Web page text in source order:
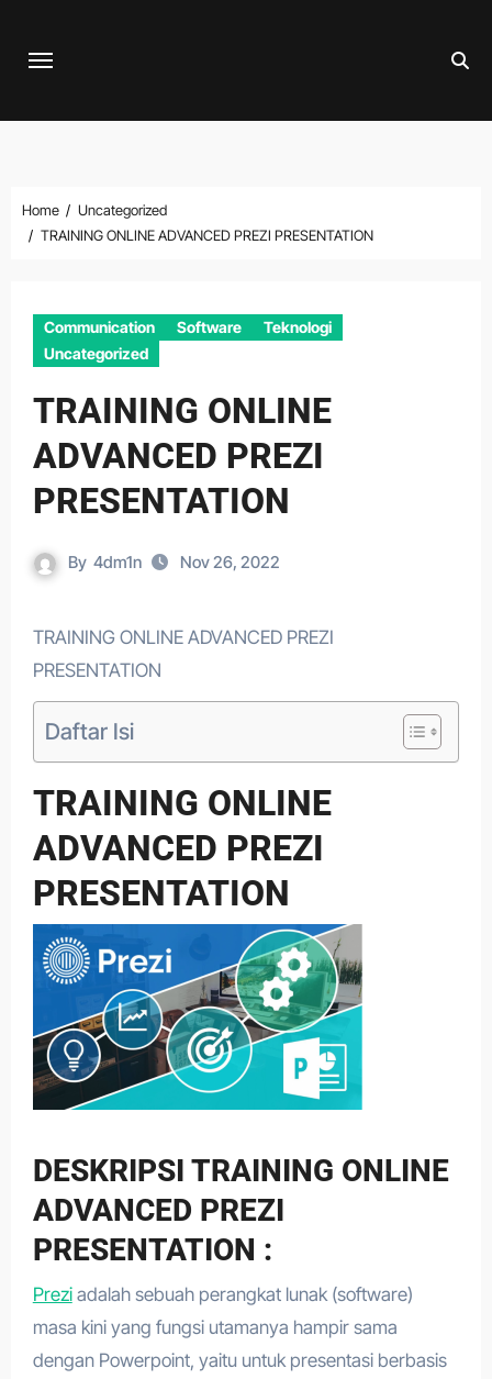
Home
Uncategorized
TRAINING ONLINE ADVANCED PREZI PRESENTATION
Communication Software
Teknologi
Uncategorized
TRAINING ONLINE
ADVANCED PREZI
PRESENTATION
By 4dm1n Nov 26, 2022
TRAINING ONLINE ADVANCED PREZI
PRESENTATION
Daftar Isi
TRAINING ONLINE
ADVANCED PREZI
PRESENTATION
DESKRIPSI TRAINING ONLINE
ADVANCED PREZI
PRESENTATION :
Preziadalah sebuah perangkat lunak (software)
masa kini yang fungsi utamanya hampir sama
dengan Powerpoint, yaitu untuk presentasi berbasis